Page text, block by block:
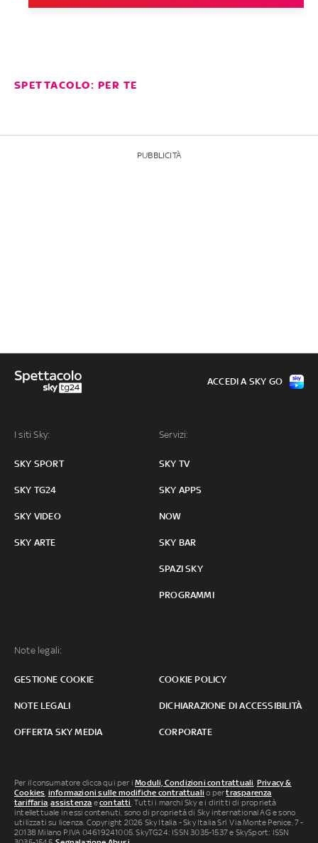
SPETTACOLO: PER TE
PUBBLICITÀ
I siti Sky:
SKY SPORT
SKY TG24
SKY VIDEO
SKY ARTE
Servizi:
SKY TV
SKY APPS
NOW
SKY BAR
SPAZI SKY
PROGRAMMI
Note legali:
GESTIONE COOKIE COOKIE POLICY
NOTE LEGALI DICHIARAZIONE DI ACCESSIBILITÀ
OFFERTA SKY MEDIA CORPORATE
ACCEDI A SKY GO
Per il consumatore clicca qui per iModuli, Condizioni contrattuali, Privacy &
Cookies, informazioni sulle modifiche contrattuali o pertrasparenza
tariffaria,assistenza econtatti. Tutti i marchi Sky e i diritti di proprietà
intellettuale in essi contenuti, sono di proprietà di Sky international AG e sono
utilizzati su licenza. Copyright 2026 Sky Italia - Sky Italia Srl Via Monte Penice, 7 -
20138 Milano P.IVA 04619241005. SkyTG24: ISSN 3035-1537 e SkySport: ISSN